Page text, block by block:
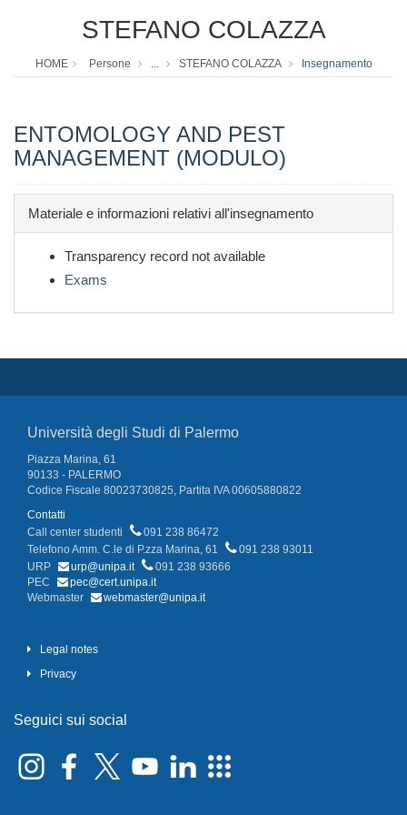
STEFANO COLAZZA
HOME Persone ... STEFANO COLAZZA Insegnamento
ENTOMOLOGY AND PEST
MANAGEMENT (MODULO)
Materiale e informazioni relativi all'insegnamento
Transparency record not available
Exams
Università degli Studi di Palermo
Piazza Marina, 61
90133 - PALERMO
Codice Fiscale 80023730825, Partita IVA 00605880822
Contatti
Call center studenti
091 238 86472
Telefono Amm. C.le di P.zza Marina, 61
091 238 93011
URP
urp@unipa.it
091 238 93666
PEC
pec@cert.unipa.it
Webmaster
webmaster@unipa.it
Legal notes
Privacy
Seguici sui social